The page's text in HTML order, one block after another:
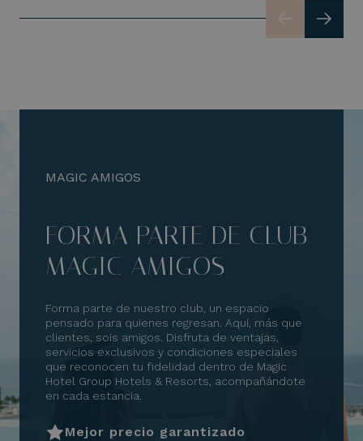
MAGIC AMIGOS
FORMA PARTE DE CLUB
MAGIC AMIGOS
Forma parte de nuestro club, un espacio
pensado para quienes regresan. Aquí, más que
clientes, sois amigos. Disfruta de ventajas,
servicios exclusivos y condiciones especiales
que reconocen tu fidelidad dentro de Magic
Hotel Group Hotels & Resorts, acompañándote
en cada estancia.
Mejor precio garantizado